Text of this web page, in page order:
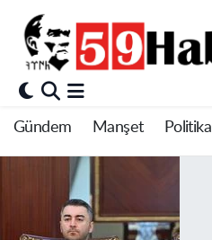
Gündem Manşet Politika